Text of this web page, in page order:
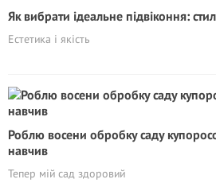
Як вибрати ідеальне підвіконня:
Естетика і якість
Роблю восени обробку саду
навчив
Тепер мій сад здоровий